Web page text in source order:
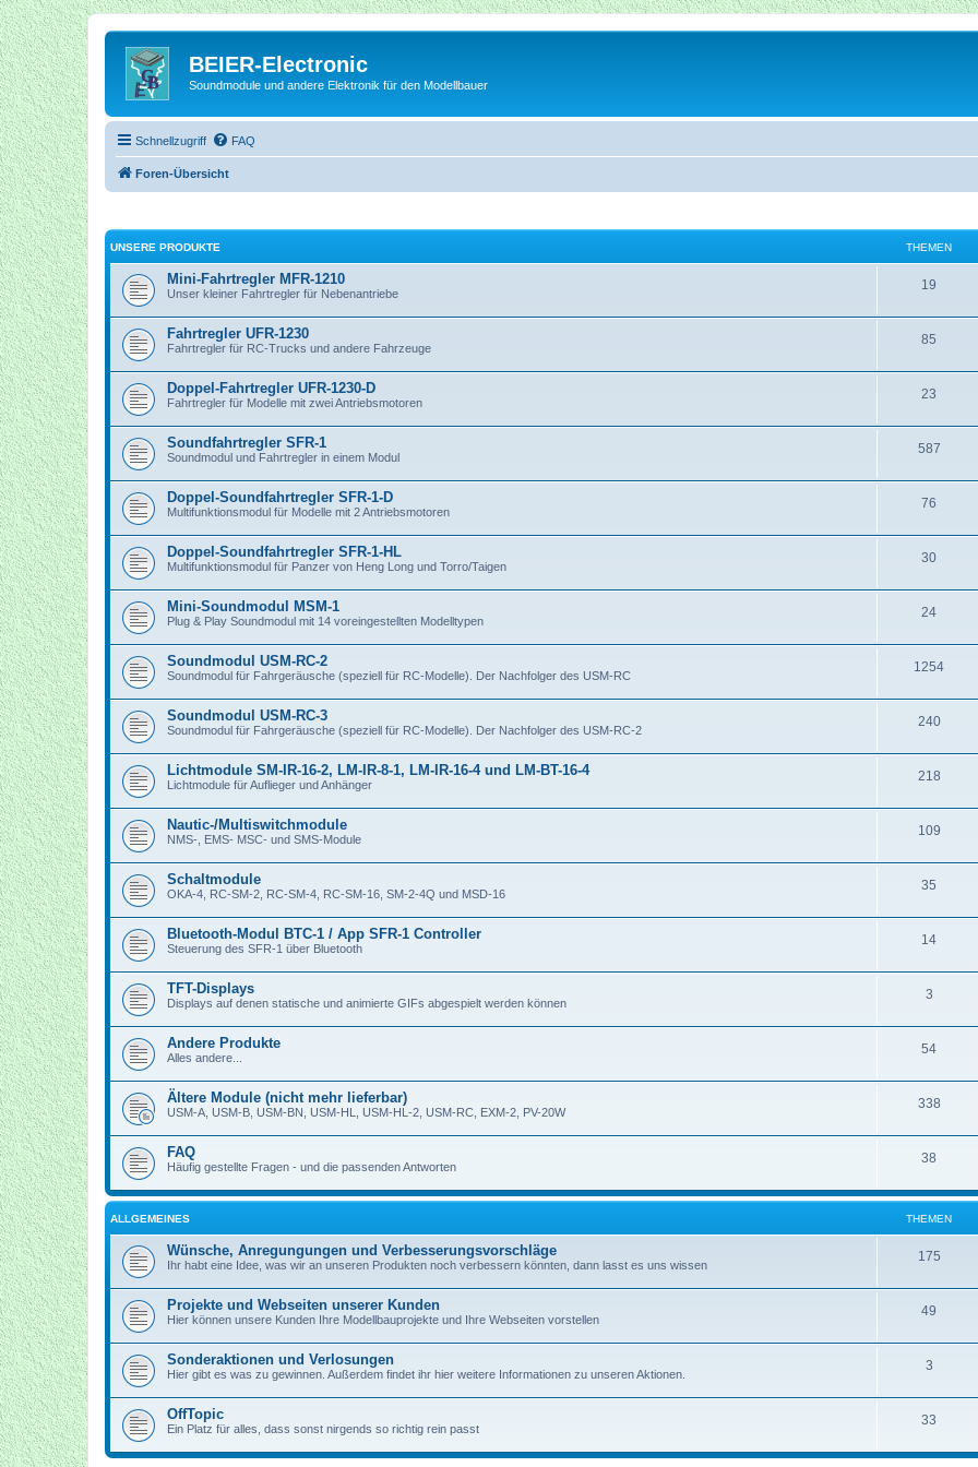
BEIER-Electronic
Soundmodule und andere Elektronik für den Modellbauer
Schnellzugriff FAQ
Foren-Übersicht
UNSERE PRODUKTE THEMEN
Mini-Fahrtregler MFR-1210
Unser kleiner Fahrtregler für Nebenantriebe
19
Fahrtregler UFR-1230
Fahrtregler für RC-Trucks und andere Fahrzeuge
85
Doppel-Fahrtregler UFR-1230-D
Fahrtregler für Modelle mit zwei Antriebsmotoren
23
Soundfahrtregler SFR-1
Soundmodul und Fahrtregler in einem Modul
587
Doppel-Soundfahrtregler SFR-1-D
Multifunktionsmodul für Modelle mit 2 Antriebsmotoren
76
Doppel-Soundfahrtregler SFR-1-HL
Multifunktionsmodul für Panzer von Heng Long und Torro/Taigen
30
Mini-Soundmodul MSM-1
Plug & Play Soundmodul mit 14 voreingestellten Modelltypen
24
Soundmodul USM-RC-2
Soundmodul für Fahrgeräusche (speziell für RC-Modelle). Der Nachfolger des USM-RC
1254
Soundmodul USM-RC-3
Soundmodul für Fahrgeräusche (speziell für RC-Modelle). Der Nachfolger des USM-RC-2
240
Lichtmodule SM-IR-16-2, LM-IR-8-1, LM-IR-16-4 und LM-BT-16-4
Lichtmodule für Auflieger und Anhänger
218
Nautic-/Multiswitchmodule
NMS-, EMS- MSC- und SMS-Module
109
Schaltmodule
OKA-4, RC-SM-2, RC-SM-4, RC-SM-16, SM-2-4Q und MSD-16
35
Bluetooth-Modul BTC-1 / App SFR-1 Controller
Steuerung des SFR-1 über Bluetooth
14
TFT-Displays
Displays auf denen statische und animierte GIFs abgespielt werden können
3
Andere Produkte
Alles andere...
54
Ältere Module (nicht mehr lieferbar)
USM-A, USM-B, USM-BN, USM-HL, USM-HL-2, USM-RC, EXM-2, PV-20W
338
FAQ
Häufig gestellte Fragen - und die passenden Antworten
38
ALLGEMEINES THEMEN
Wünsche, Anregungungen und Verbesserungsvorschläge
Ihr habt eine Idee, was wir an unseren Produkten noch verbessern könnten, dann lasst es uns wissen
175
Projekte und Webseiten unserer Kunden
Hier können unsere Kunden Ihre Modellbauprojekte und Ihre Webseiten vorstellen
49
Sonderaktionen und Verlosungen
Hier gibt es was zu gewinnen. Außerdem findet ihr hier weitere Informationen zu unseren Aktionen.
3
OffTopic
Ein Platz für alles, dass sonst nirgends so richtig rein passt
33